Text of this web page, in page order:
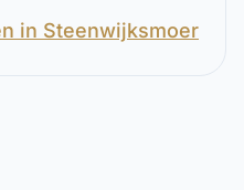
in Steenwijksmoer